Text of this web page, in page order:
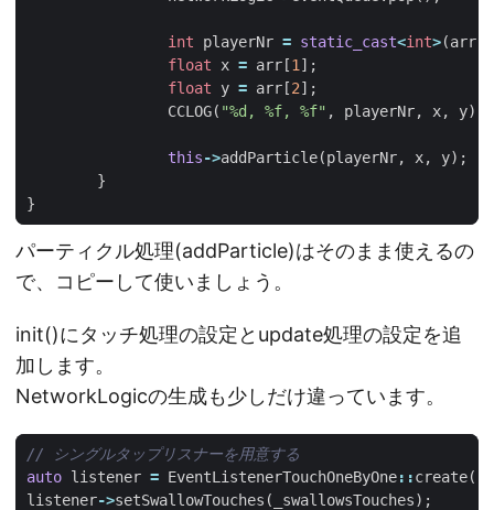
int playerNr = static_cast<int>(arr
float
x = arr [1 ];
float
y = arr [2];
CCLOG( "%d, %f, %f" , playerNr, x, y);
this->addParticle(playerNr, x, y);
}
}
パーティクル処理(addParticle)はそのまま使えるの
で、コピーして使いましょう。
init()にタッチ処理の設定とupdate処理の設定を追
加します。
NetworkLogicの生成も少しだけ違っています。
auto listener = EventListenerTouchOneByOne::create();
listener->setSwallowTouches ( _swallowsTouches);